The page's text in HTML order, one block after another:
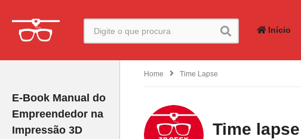
Início
E-Book Manual do
Empreendedor na
Impressão 3D
Home Time Lapse
Time lapse